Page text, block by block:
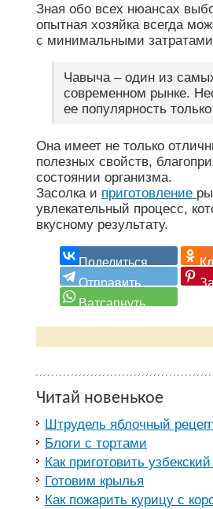
Зная обо всех нюансах
опытная хозяйка всегда
с минимальными
Чавыча – один из
современном рынке.
ее популярность
Она имеет не только
полезных свойств,
состоянии организма.
Засолка и приготовление
увлекательный процесс,
вкусному результату.
Читай новенькое
Штрудель яблочный
Блоги с тортами
Как приготовить
Готовим крылья
Как пожарить курицу с